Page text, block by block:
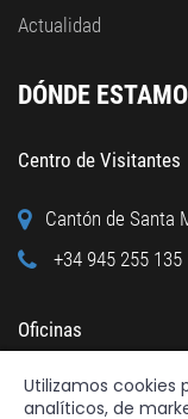
Actualidad
DÓNDE
Centro de Visitantes
Cantón de Santa
+34 945 255 135
Oficinas
Calle Cuchillería,
Utilizamos cookies
analíticos, de